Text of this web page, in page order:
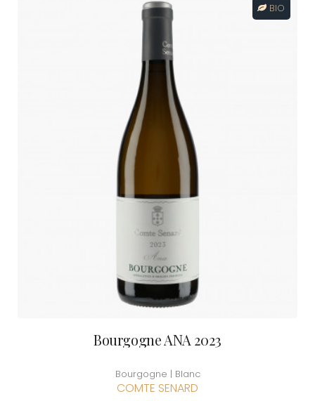
BIO
Bourgogne ANA 2023
Bourgogne | Blanc
COMTE SENARD